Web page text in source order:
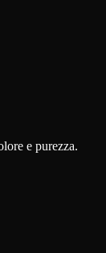
e purezza.